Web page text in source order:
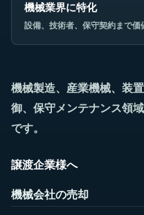
機械業界に特化
設備、技術者、保守契約まで価
機械製造、産業機械、装
御、保守メンテナンス領
です。
譲渡企業様へ
機械会社の売却